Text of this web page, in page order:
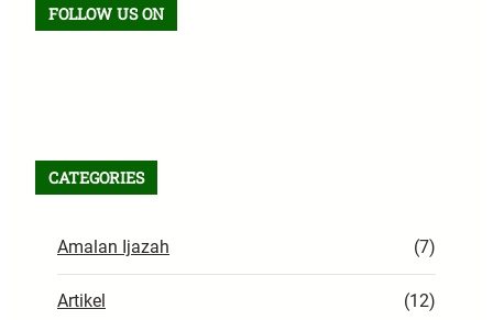
FOLLOW US ON
CATEGORIES
Amalan Ijazah (7)
Artikel (12)